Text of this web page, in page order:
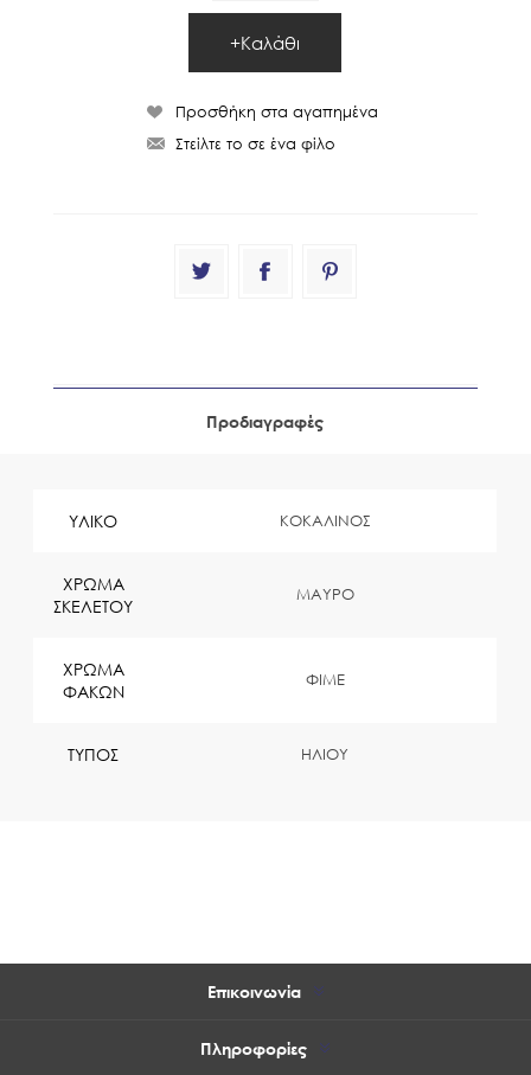
Προδιαγραφές
ΥΛΙΚΟ ΚΟΚΑΛΙΝΟΣ
ΧΡΩΜΑ
ΣΚΕΛΕΤΟΥ
ΜΑΥΡΟ
ΧΡΩΜΑ
ΦΑΚΩΝ
ΦΙΜΕ
ΤΥΠΟΣ ΗΛΙΟΥ
Επικοινωνία
Πληροφορίες